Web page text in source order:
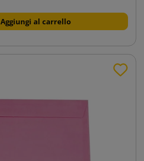
Aggiungi al carrello